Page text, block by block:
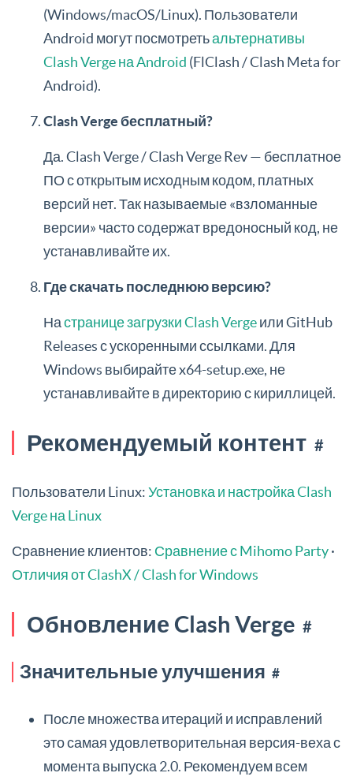
(Windows/macOS/Linux). Пользователи
Android могут посмотретьальтернативы
Clash Verge на Android (FlClash / Clash Meta for
Android).
Clash Verge бесплатный?
Да. Clash Verge / Clash Verge Rev — бесплатное
ПО с открытым исходным кодом, платных
версий нет. Так называемые «взломанные
версии» часто содержат вредоносный код, не
устанавливайте их.
Где скачать последнюю версию?
Настранице загрузки Clash Vergeили GitHub
Releases с ускоренными ссылками. Для
Windows выбирайте x64-setup.exe, не
устанавливайте в директорию с кириллицей.
Рекомендуемый контент #
Пользователи Linux:Установка и настройка Clash
Verge на Linux
Сравнение клиентов: Сравнение с Mihomo Party·
Отличия от ClashX / Clash for Windows
Обновление Clash Verge #
Значительные улучшения #
После множества итераций и исправлений
это самая удовлетворительная версия-веха с
момента выпуска 2.0. Рекомендуем всем